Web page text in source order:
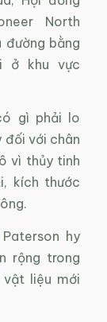
North
đường bằng
ở khu vực
gì phải lo
đối với chân
vì thủy tinh
kích thước
hy
rộng trong
liệu mới